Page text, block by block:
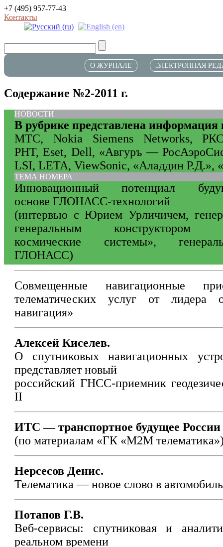
+7 (495) 957-77-43
Контакты
О ЖУРНАЛЕ ЭЛЕКТРОННАЯ
Содержание №2-2011 г.
НОВОСТИ
В рубрике представлена
МТС, Nokia Siemens Networks,
РНТ, Eset, Dell, «Авгуръ —
LSI, LETA, ViewSonic, «Аладдин Р.Д.»,
ТЕМА НОМЕРА
Инновационный потенциал
основе ГЛОНАСС-технологий
(интервью с Юрием Урличичем,
генеральным
космические системы»,
ГЛОНАСС)
Совмещенные навигационные
телематических услуг от лидера
навигация»
Алексей Киселев.
О спутниковых навигационных
представляет новый
российский ГНСС-приемник
II
ИТС — транспортное будущее России
(по материалам «ГК «М2М
Нерсесов Денис.
Телематика — новое слово в
Потапов Г.В.
Веб-сервисы: спутниковая и
реальном времени